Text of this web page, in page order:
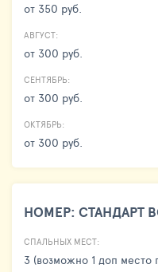
от 350 руб.
АВГУСТ:
от 300 руб.
СЕНТЯБРЬ:
от 300 руб.
ОКТЯБРЬ:
от 300 руб.
НОМЕР: СТАНДАРТ
СПАЛЬНЫХ МЕСТ:
3 (возможно 1 доп место